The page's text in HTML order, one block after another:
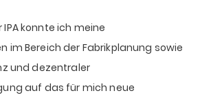
konnte ich meine
im Bereich der Fabrikplanung sowie
und dezentraler
auf das für mich neue